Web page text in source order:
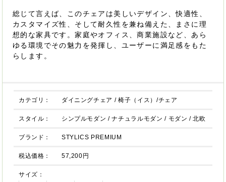
総じて言えば、このチェアは美しいデザイン、快適性、
カスタマイズ性、そして耐久性を兼ね備えた、まさに理
想的な家具です。家庭やオフィス、商業施設など、あら
ゆる環境でその魅力を発揮し、ユーザーに満足感をもた
らします。
カテゴリ： ダイニングチェア /椅子（イス）/チェア
スタイル： シンプルモダン /ナチュラルモダン / モダン /北欧
ブランド： STYLICS PREMIUM
税込価格： 57,200円
サイズ：